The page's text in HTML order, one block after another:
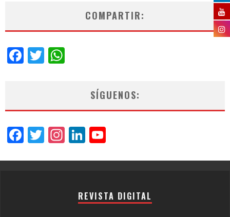
COMPARTIR:
Facebook
Twitter
SÍGUENOS:
Facebook
Twitter
Instagram
LinkedIn
REVISTA DIGITAL